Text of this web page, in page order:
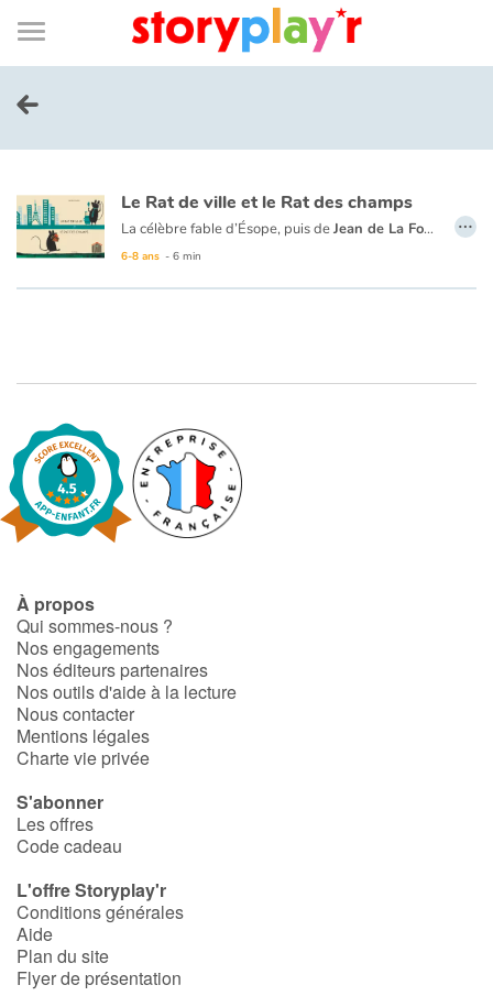
Connexion
Bibliothèque
de
page
Menu
Je me connecte
Tester gratuitement
Bibliothèque
Contes d'ici et d'ailleurs
Fable, mythe, littérature et poésie
Ogres, monstres et sorcières
Héroïnes et héros
Écologie, nature, saisons
Les animaux
Voyage, épopée, enquête, aventure
Autour du monde
Apprentissage
Art, espace, activité
Le Rat de ville et le Rat des champs
La célèbre fable d’Ésope, puis deJean de La Fontaine ,
6-8 ans - 6 min
…
À propos
Qui sommes-nous ?
Nos engagements
Nos éditeurs partenaires
Nos outils d'aide à la lecture
Nous contacter
Mentions légales
Charte vie privée
S'abonner
Les offres
Code cadeau
L'offre Storyplay'r
Conditions générales
Aide
Plan du site
Flyer de présentation